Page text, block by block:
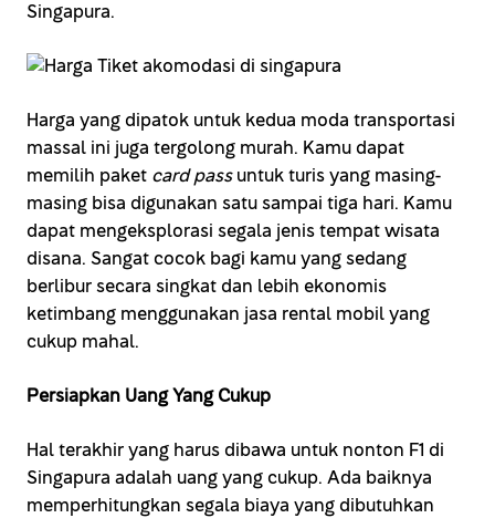
Singapura.
Harga yang dipatok untuk kedua moda transportasi
massal ini juga tergolong murah. Kamu dapat
memilih paket card passuntuk turis yang masing-
masing bisa digunakan satu sampai tiga hari. Kamu
dapat mengeksplorasi segala jenis tempat wisata
disana. Sangat cocok bagi kamu yang sedang
berlibur secara singkat dan lebih ekonomis
ketimbang menggunakan jasa rental mobil yang
cukup mahal.
Persiapkan Uang Yang Cukup
Hal terakhir yang harus dibawa untuk nonton F1 di
Singapura adalah uang yang cukup. Ada baiknya
memperhitungkan segala biaya yang dibutuhkan